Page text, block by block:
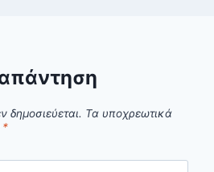
δημοσιεύεται. Τα υποχρεωτικά
*